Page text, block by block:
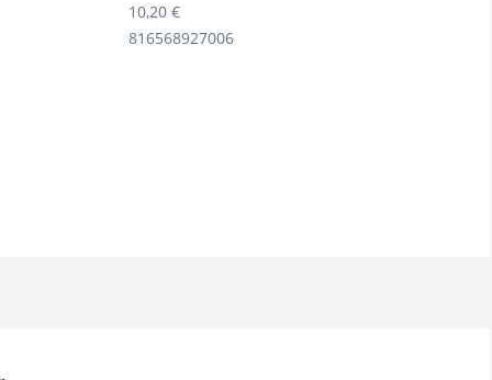
10,20 €
816568927006